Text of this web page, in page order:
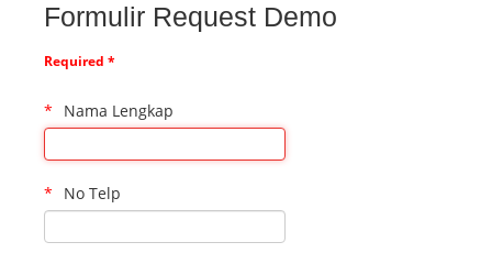
Formulir Request Demo
Required *
Nama Lengkap
No Telp